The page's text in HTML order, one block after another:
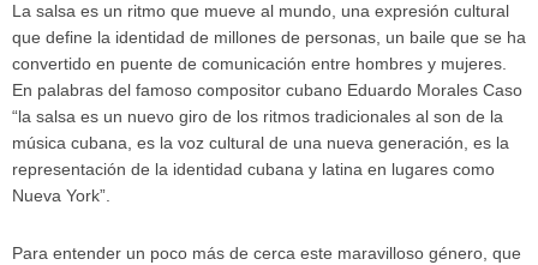
La salsa es un ritmo que mueve al mundo, una expresión cultural
que define la identidad de millones de personas, un baile que se ha
convertido en puente de comunicación entre hombres y mujeres.
En palabras del famoso compositor cubano Eduardo Morales Caso
“la salsa es un nuevo giro de los ritmos tradicionales al son de la
música cubana, es la voz cultural de una nueva generación, es la
representación de la identidad cubana y latina en lugares como
Nueva York”.
Para entender un poco más de cerca este maravilloso género, que